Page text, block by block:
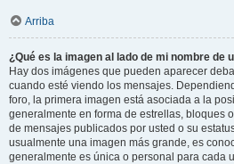
Arriba
¿Qué es la imagen al lado de mi nombre de
Hay dos imágenes que pueden aparecer
cuando esté viendo los mensajes.
foro, la primera imagen está asociada a la
generalmente en forma de estrellas, bloques
de mensajes publicados por usted o su
usualmente una imagen más grande, es
generalmente es única o personal para cada